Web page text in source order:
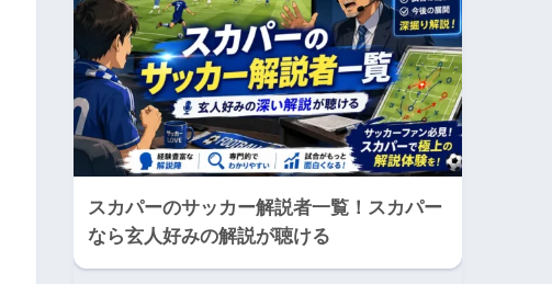
スカパーのサッカー解説者一覧！スカパー
なら玄人好みの解説が聴ける